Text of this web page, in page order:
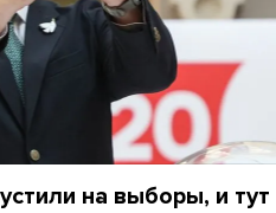
на выборы, и тут